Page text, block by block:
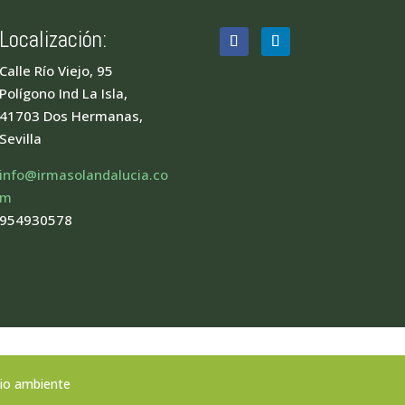
Localización:
Calle Río Viejo, 95
Polígono Ind La Isla,
41703 Dos Hermanas,
Sevilla
info@irmasolandalucia.co
m
954930578
ambiente